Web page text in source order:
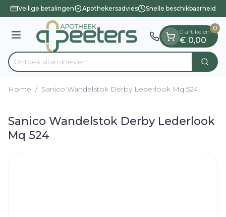
Ga naar de inhoud
1 van 1
Veilige betalingen Apothekersadvies Snelle beschikbaarheid
Menu
Product, merk, categorie...
Ontdek vitami Zoek
0 artikelen
€ 0,00
0
Home / Sanico Wandelstok Derby Lederlook Mq 524
Sanico Wandelstok Derby Lederlook
Mq 524